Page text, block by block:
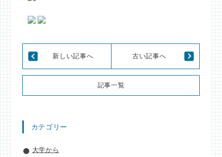
新しい記事へ
記事一覧
古い記事へ
カテゴリー
大学から